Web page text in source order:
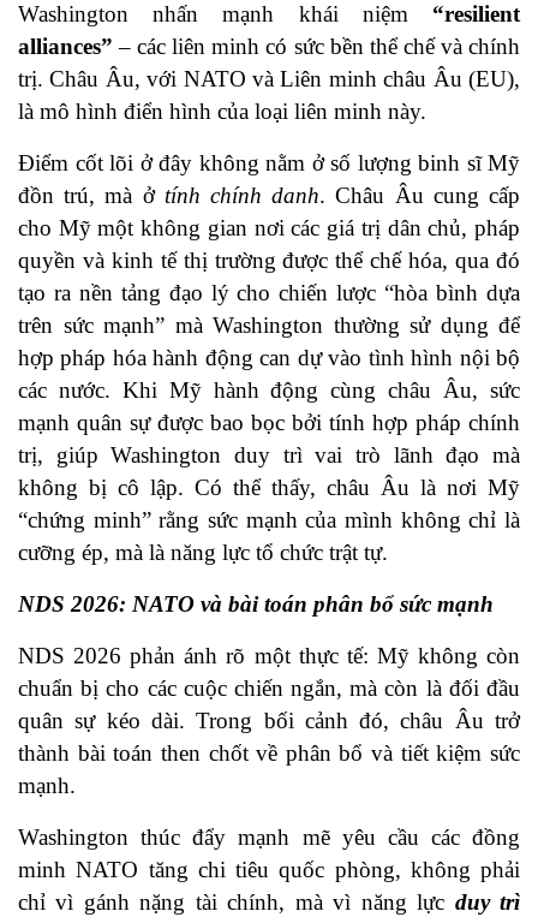
Washington nhấn mạnh khái niệm “resilient
alliances” – các liên minh có sức bền thể chế và chính
trị. Châu Âu, với NATO và Liên minh châu Âu (EU),
là mô hình điển hình của loại liên minh này.
Điểm cốt lõi ở đây không nằm ở số lượng binh sĩ Mỹ
đồn trú, mà ở tính chính danh. Châu Âu cung cấp
cho Mỹ một không gian nơi các giá trị dân chủ, pháp
quyền và kinh tế thị trường được thể chế hóa, qua đó
tạo ra nền tảng đạo lý cho chiến lược “hòa bình dựa
trên sức mạnh” mà Washington thường sử dụng để
hợp pháp hóa hành động can dự vào tình hình nội bộ
các nước. Khi Mỹ hành động cùng châu Âu, sức
mạnh quân sự được bao bọc bởi tính hợp pháp chính
trị, giúp Washington duy trì vai trò lãnh đạo mà
không bị cô lập. Có thể thấy, châu Âu là nơi Mỹ
“chứng minh” rằng sức mạnh của mình không chỉ là
cưỡng ép, mà là năng lực tổ chức trật tự.
NDS 2026: NATO và bài toán phân bổ sức mạnh
NDS 2026 phản ánh rõ một thực tế: Mỹ không còn
chuẩn bị cho các cuộc chiến ngắn, mà còn là đối đầu
quân sự kéo dài. Trong bối cảnh đó, châu Âu trở
thành bài toán then chốt về phân bổ và tiết kiệm sức
mạnh.
Washington thúc đẩy mạnh mẽ yêu cầu các đồng
minh NATO tăng chi tiêu quốc phòng, không phải
chỉ vì gánh nặng tài chính, mà vì năng lực duy trì